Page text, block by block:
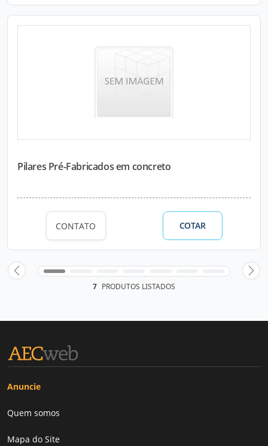
Pilares Pré-Fabricados em concreto
CONTATO COTAR
7 PRODUTOS LISTADOS
Anuncie
Quem somos
Mapa do Site